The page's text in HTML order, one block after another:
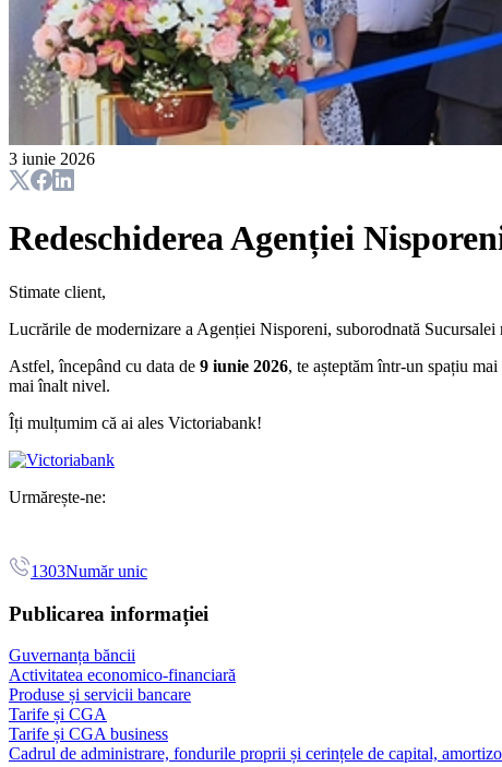
3 iunie 2026
Redeschiderea Agenției
Stimate client,
Lucrările de modernizare a Agenției Nisporeni, suborodnată
Astfel, începând cu data de 9 iunie 2026, te așteptăm într-un spațiu
mai înalt nivel.
Îți mulțumim că ai ales Victoriabank!
Urmărește-ne:
1303Număr unic
Publicarea informației
Guvernanța băncii
Activitatea economico-financiară
Produse și servicii bancare
Tarife și CGA
Tarife și CGA business
Cadrul de administrare, fondurile proprii și cerințele de capital,